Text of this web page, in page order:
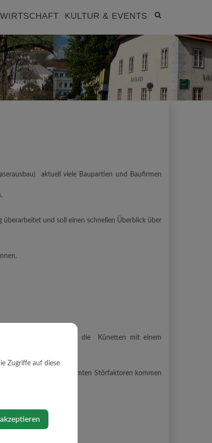
Site
toggle
WIRTSCHAFT KULTUR & EVENTS
aktuell viele Baupartien und Baufirmen
und soll einen schnellen Überblick über
zu halten, werden die Künetten mit einem
zu bestimmten Störfaktoren kommen
Zugriffe auf diese